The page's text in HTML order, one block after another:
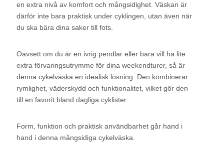
en extra nivå av komfort och mångsidighet. Väskan är
därför inte bara praktisk under cyklingen, utan även när
du ska bära dina saker till fots.
Oavsett om du är en ivrig pendlar eller bara vill ha lite
extra förvaringsutrymme för dina weekendturer, så är
denna cykelväska en idealisk lösning. Den kombinerar
rymlighet, väderskydd och funktionalitet, vilket gör den
till en favorit bland dagliga cyklister.
Form, funktion och praktisk användbarhet går hand i
hand i denna mångsidiga cykelväska.